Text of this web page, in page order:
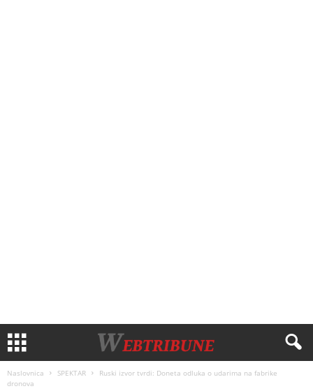
Naslovnica SPEKTAR
Ruski izvor tvrdi: Doneta odluka o udarima na fabrike
dronova